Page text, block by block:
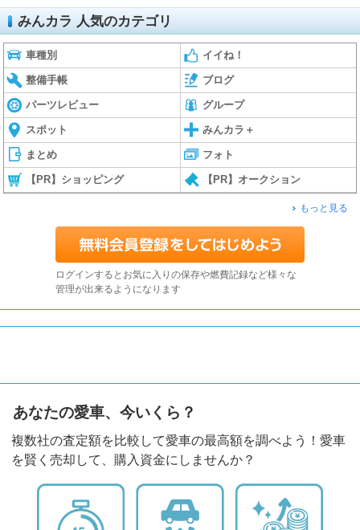
みんカラ 人気のカテゴリ
車種別 イイね！
整備手帳 ブログ
パーツレビュー グループ
スポット みんカラ＋
まとめ フォト
【PR】ショッピング 【PR】オークション
もっと見る
ログインするとお気に入りの保存や燃費記録など様々な
管理が出来るようになります
あなたの愛車、今いくら？
複数社の査定額を比較して愛車の最高額を調べよう！愛車
を賢く売却して、購入資金にしませんか？